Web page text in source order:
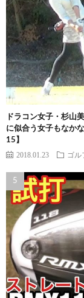
ドラコン女子・杉山
に似合う女子もなか
15】
2018.01.23 ゴル